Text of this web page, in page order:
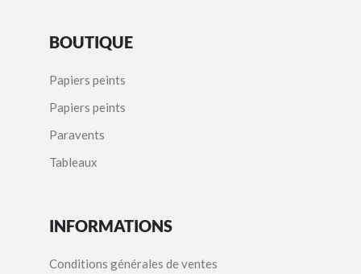
BOUTIQUE
Papiers peints
Papiers peints
Paravents
Tableaux
INFORMATIONS
Conditions générales de ventes